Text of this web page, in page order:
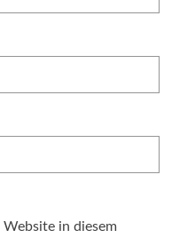
in diesem